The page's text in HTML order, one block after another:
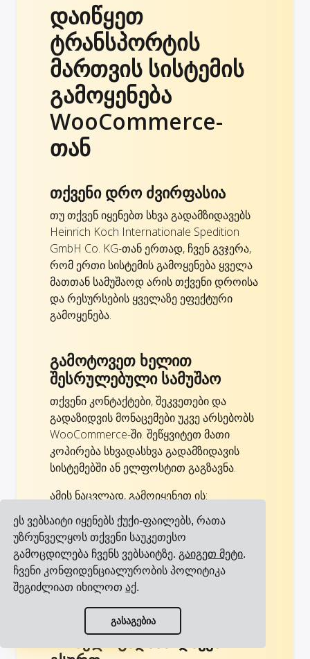
ეს ვებსაიტი იყენებს ქუქი-ფაილებს, რათა
უზრუნველყოს თქვენი საუკეთესო
გამოცდილება ჩვენს ვებსაიტზე. გაიგეთ მეტი.
ჩვენი კონფიდენციალურობის პოლიტიკა
შეგიძლიათ იხილოთაქ.
გასაგებია
დაიწყეთ
ტრანსპორტის
მართვის სისტემის
გამოყენება
WooCommerce-
თან
თქვენი დრო ძვირფასია
თუ თქვენ იყენებთ სხვა გადამზიდავებს
Heinrich Koch Internationale Spedition
GmbH Co. KG-თან ერთად, ჩვენ გვჯერა,
რომ ერთი სისტემის გამოყენება ყველა
მათთან სამუშაოდ არის თქვენი დროისა
და რესურსების ყველაზე ეფექტური
გამოყენება.
გამოტოვეთ ხელით
შესრულებული სამუშაო
თქვენი კონტაქტები, შეკვეთები და
გადაზიდვის მონაცემები უკვე არსებობს
WooCommerce-ში. შეწყვიტეთ მათი
კოპირება სხვადასხვა გადამზიდავის
სისტემებში ან ელფოსტით გაგზავნა.
ამის ნაცვლად, გამოიყენეთ ის:
დააინტეგრირეთ WooCommerce
Cargoson-თან და თქვენი მონაცემები
ავტომატურად გაიცვლება თქვენს ყველა
გადამზიდავთან! ეს ასევე თავიდან
აგაცილებთ ადამიანურ შეცდომებს.
აირჩიეთ და შეარჩიეთ
რომელი გადამზიდავები
ნახეთ ყველა ინტეგრაცია
ნახეთ ყველა გადამზიდავი